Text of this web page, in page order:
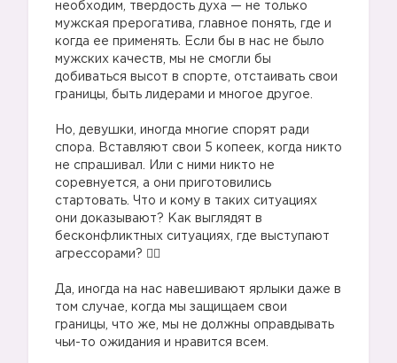
необходим, твердость духа — не только
мужская прерогатива, главное понять, где и
когда ее применять. Если бы в нас не было
мужских качеств, мы не смогли бы
добиваться высот в спорте, отстаивать свои
границы, быть лидерами и многое другое.
Но, девушки, иногда многие спорят ради
спора. Вставляют свои 5 копеек, когда никто
не спрашивал. Или с ними никто не
соревнуется, а они приготовились
стартовать. Что и кому в таких ситуациях
они доказывают? Как выглядят в
бесконфликтных ситуациях, где выступают
агрессорами? 🤦‍♀️
Да, иногда на нас навешивают ярлыки даже в
том случае, когда мы защищаем свои
границы, что же, мы не должны оправдывать
чьи-то ожидания и нравится всем.